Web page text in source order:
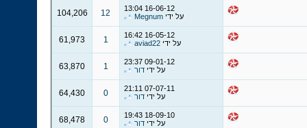
16-06-12
13:04
על ידיMegnum
12
104,206
16-05-12
16:42
על ידיaviad22
1
61,973
09-01-12
23:37
על ידידור 1
63,870
07-07-11
21:11
על ידידור 0
64,430
18-09-10
19:43
על ידידור 0
68,478